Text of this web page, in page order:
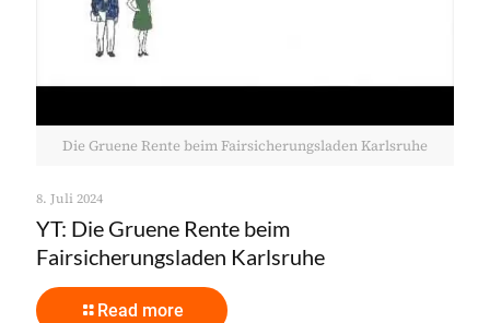
Die Gruene Rente beim Fairsicherungsladen Karlsruhe
8. Juli 2024
YT: Die Gruene Rente beim
Fairsicherungsladen Karlsruhe
Read more